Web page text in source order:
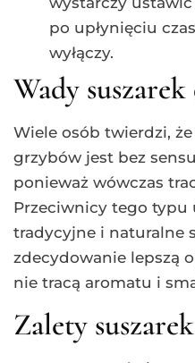
po upłynięciu
wyłączy.
Wady
Wiele osób twierdzi,
grzybów jest bez
ponieważ wówczas
Przeciwnicy tego typu
tradycyjne i naturalne
zdecydowanie lepszą
nie tracą aromatu i
Zalety